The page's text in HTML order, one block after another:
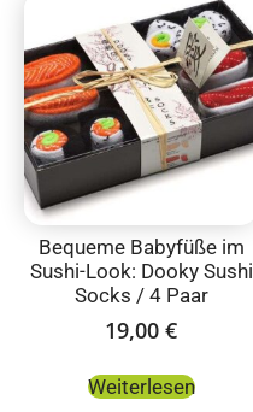
Bequeme Babyfüße im
Sushi-Look: Dooky Sushi
Socks / 4 Paar
19,00 €
Weiterlesen